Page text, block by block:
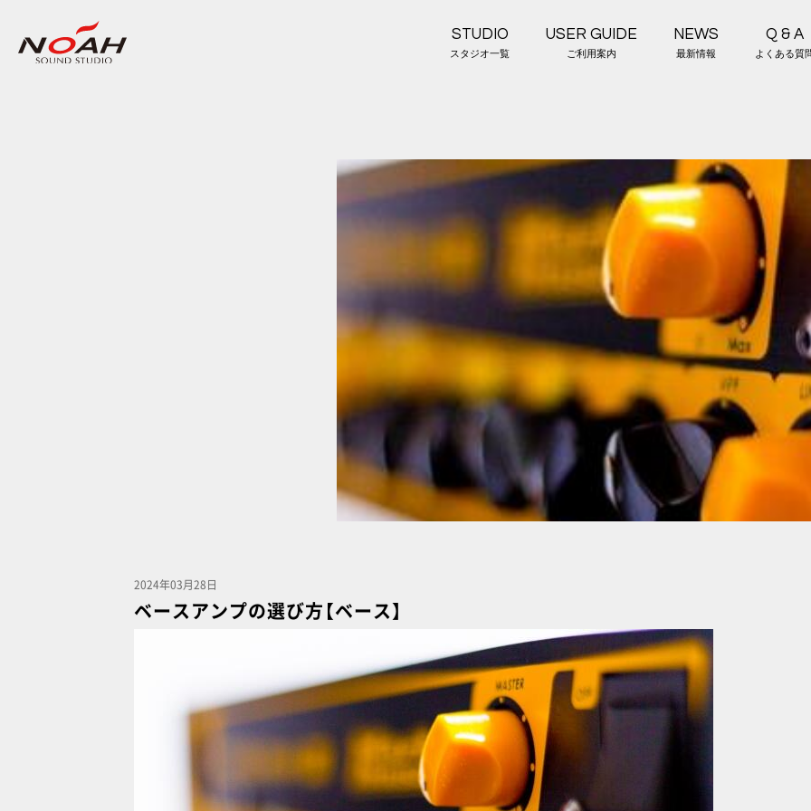
STUDIO
スタジオ一覧
USER GUIDE
ご利用案内
NEWS
最新情報
Q & A
よくある質
2024年03月28日
ベースアンプの選び方【ベース】